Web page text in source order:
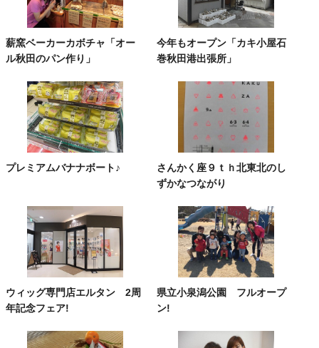
薪窯ベーカーカボチャ「オー
ル秋田のパン作り」
今年もオープン「カキ小屋石
巻秋田港出張所」
プレミアムバナナボート♪
さんかく座９ｔｈ北東北のし
ずかなつながり
ウィッグ専門店エルタン 2周
年記念フェア!
県立小泉潟公園 フルオープ
ン!